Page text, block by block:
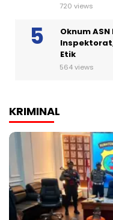
720 views
Oknum
Etik
564 views
KRIMINAL